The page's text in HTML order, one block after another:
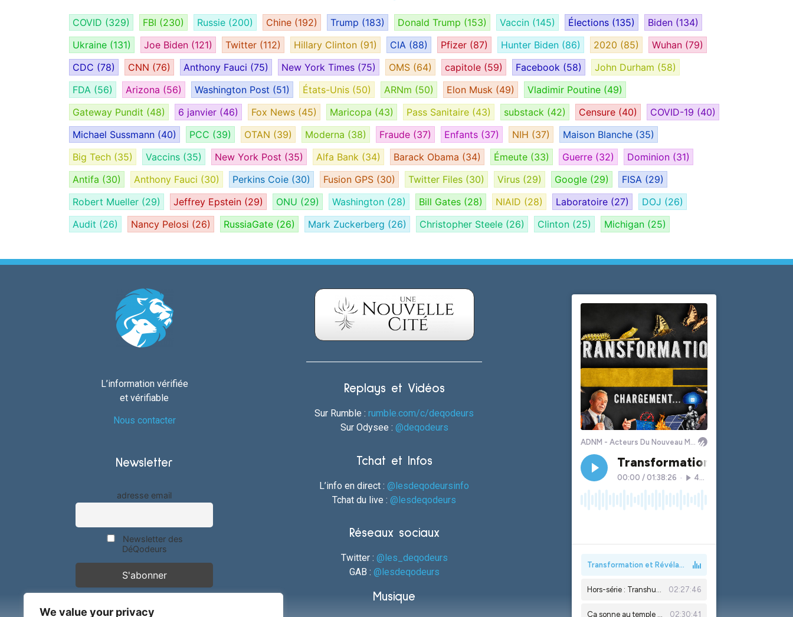
We value your privacy
COVID (329) FBI (230) Russie (200) Chine (192) Trump (183) Donald Trump (153) Vaccin (145) Élections (135) Biden (134)
Ukraine (131) Joe Biden (121) Twitter (112) Hillary Clinton (91) CIA (88) Pfizer (87) Hunter Biden (86) 2020 (85) Wuhan (79)
CDC (78) CNN (76) Anthony Fauci (75) New York Times (75) OMS (64) capitole (59) Facebook (58) John Durham (58)
FDA (56) Arizona (56) Washington Post (51) États-Unis (50) ARNm (50) Elon Musk (49) Vladimir Poutine (49)
Gateway Pundit (48) 6 janvier (46) Fox News (45) Maricopa (43) Pass Sanitaire (43) substack (42) Censure (40) COVID-19 (40)
Michael Sussmann (40) PCC (39) OTAN (39) Moderna (38) Fraude (37) Enfants (37) NIH (37) Maison Blanche (35)
Big Tech (35) Vaccins (35) New York Post (35) Alfa Bank (34) Barack Obama (34) Émeute (33) Guerre (32) Dominion (31)
Antifa (30) Anthony Fauci (30) Perkins Coie (30) Fusion GPS (30) Twitter Files (30) Virus (29) Google (29) FISA (29)
Robert Mueller (29) Jeffrey Epstein (29) ONU (29) Washington (28) Bill Gates (28) NIAID (28) Laboratoire (27) DOJ (26)
Audit (26) Nancy Pelosi (26) RussiaGate (26) Mark Zuckerberg (26) Christopher Steele (26) Clinton (25) Michigan (25)
L’information vérifiée
et vérifiable
Nous contacter
Newsletter
adresse email
Newsletter des
DéQodeurs
Replays et Vidéos
Sur Rumble :rumble.com/c/deqodeurs
Sur Odysee : @deqodeurs
Tchat et Infos
L’info en direct :@lesdeqodeursinfo
Tchat du live :@lesdeqodeurs
Réseaux sociaux
Twitter : @les_deqodeurs
GAB : @lesdeqodeurs
Musique